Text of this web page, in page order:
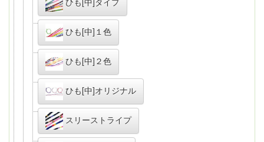
ひも[中]１色
ひも[中]２色
ひも[中]オリジナル
スリーストライプ